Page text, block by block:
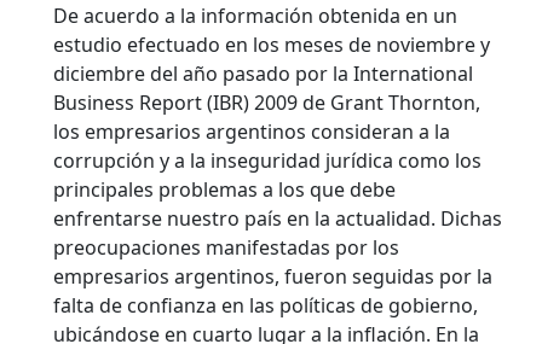
De acuerdo a la información obtenida en un
estudio efectuado en los meses de noviembre y
diciembre del año pasado por la International
Business Report (IBR) 2009 de Grant Thornton,
los empresarios argentinos consideran a la
corrupción y a la inseguridad jurídica como los
principales problemas a los que debe
enfrentarse nuestro país en la actualidad. Dichas
preocupaciones manifestadas por los
empresarios argentinos, fueron seguidas por la
falta de confianza en las políticas de gobierno,
ubicándose en cuarto lugar a la inflación. En la